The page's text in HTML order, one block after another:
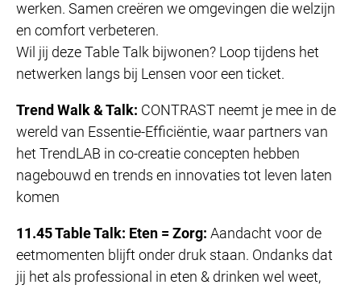
werken. Samen creëren we omgevingen die welzijn
en comfort verbeteren.
Wil jij deze Table Talk bijwonen? Loop tijdens het
netwerken langs bij Lensen voor een ticket.
Trend Walk & Talk: CONTRAST neemt je mee in de
wereld van Essentie-Efficiëntie, waar partners van
het TrendLAB in co-creatie concepten hebben
nagebouwd en trends en innovaties tot leven laten
komen
11.45 Table Talk: Eten = Zorg: Aandacht voor de
eetmomenten blijft onder druk staan. Ondanks dat
jij het als professional in eten & drinken wel weet,